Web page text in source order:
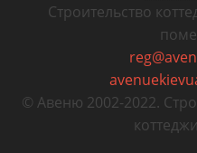
Строительство
© Авеню 2002-2022.